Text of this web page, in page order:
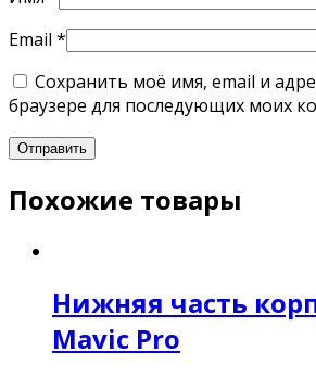
Email *
Сохранить моё имя, email и
браузере для последующих моих
Похожие товары
Нижняя часть
Mavic Pro